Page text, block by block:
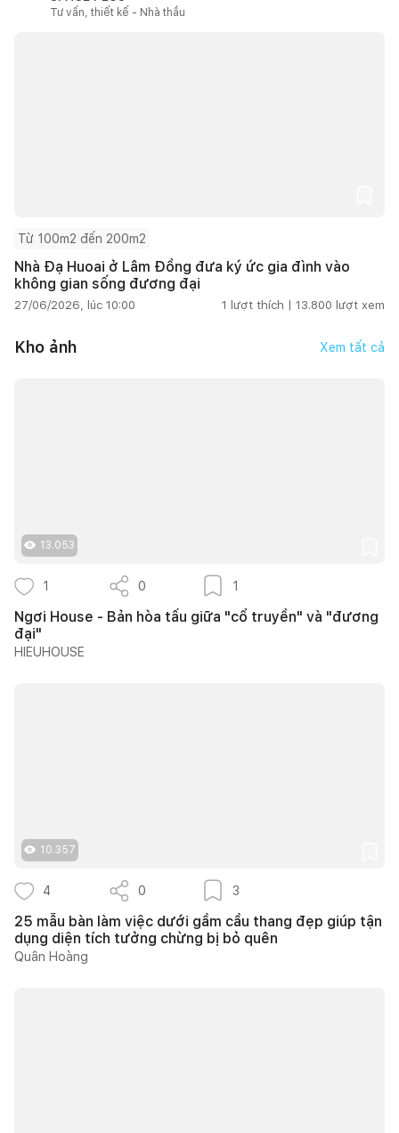
Tư vấn, thiết kế - Nhà thầu
Từ 100m2 đến 200m2
Nhà Đạ Huoai ở Lâm Đồng đưa ký ức gia đình vào
không gian sống đương đại
27/06/2026, lúc 10:00 1 lượt thích | 13.800 lượt xem
Kho ảnh Xem tất cả
13.053
1 0 1
Ngơi House - Bản hòa tấu giữa "cổ truyền" và "đương
đại"
HIEUHOUSE
10.357
4 0 3
25 mẫu bàn làm việc dưới gầm cầu thang đẹp giúp tận
dụng diện tích tưởng chừng bị bỏ quên
Quân Hoàng